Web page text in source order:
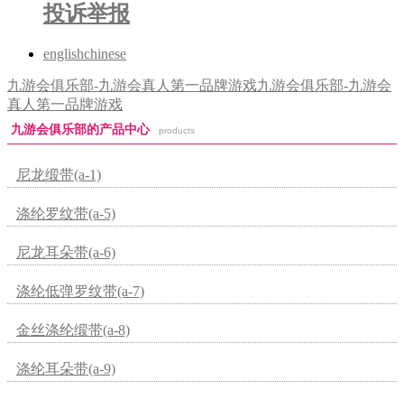
投诉举报
englishchinese
九游会俱乐部-九游会真人第一品牌游戏九游会俱乐部-九游会
真人第一品牌游戏
九游会俱乐部的产品中心 products
尼龙缎带(a-1)
涤纶罗纹带(a-5)
尼龙耳朵带(a-6)
涤纶低弹罗纹带(a-7)
金丝涤纶缎带(a-8)
涤纶耳朵带(a-9)